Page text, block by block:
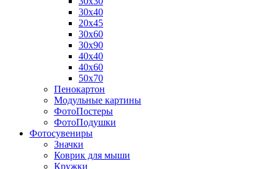
30х40
20х45
30х60
30х90
40х40
40х60
50х70
Пенокартон
Модульные картины
ФотоПостеры
ФотоПодушки
Фотоcувениры
Значки
Коврик для мыши
Кружки